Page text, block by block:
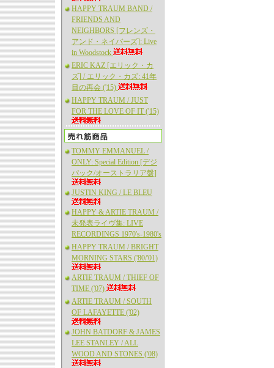
HAPPY TRAUM BAND /
FRIENDS AND
NEIGHBORS [フレンズ・
アンド・ネイバーズ]: Live
in Woodstock
ERIC KAZ [エリック・カ
ズ] / エリック・カズ: 41年
目の再会 ('15)
HAPPY TRAUM / JUST
FOR THE LOVE OF IT ('15)
TOMMY EMMANUEL /
ONLY: Special Edition [デジ
パック/オーストラリア盤]
JUSTIN KING / LE BLEU
HAPPY & ARTIE TRAUM /
未発表ライヴ集: LIVE
RECORDINGS 1970's-1980's
HAPPY TRAUM / BRIGHT
MORNING STARS ('80/'01)
ARTIE TRAUM / THIEF OF
TIME ('07)
ARTIE TRAUM / SOUTH
OF LAFAYETTE ('02)
JOHN BATDORF & JAMES
LEE STANLEY / ALL
WOOD AND STONES ('08)